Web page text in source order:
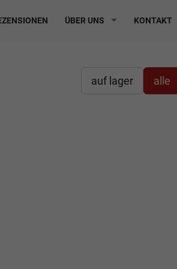
ÜBER UNS KONTAKT
auf lager alle